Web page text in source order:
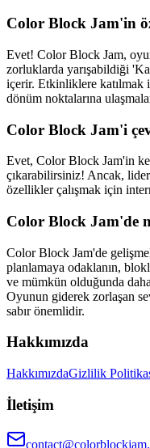
Color Block Jam'in
Evet! Color Block Jam,
zorluklarda yarışabildiği
içerir. Etkinliklere katılmak
dönüm noktalarına
Color Block Jam'i
Evet, Color Block Jam'in
çıkarabilirsiniz! Ancak,
özellikler çalışmak için
Color Block Jam'de
Color Block Jam'de
planlamaya odaklanın,
ve mümkün olduğunda
Oyunun giderek zorlaşan
sabır önemlidir.
Hakkımızda
HakkımızdaGizlilik
İletişim